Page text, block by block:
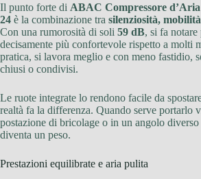
Il punto forte di ABAC Compressore
24 è la combinazione tra silenziosità,
Con una rumorosità di soli 59 dB, si fa
decisamente più confortevole rispetto a molti
pratica, si lavora meglio e con meno fastidio,
chiusi o condivisi.
Le ruote integrate lo rendono facile da
realtà fa la differenza. Quando serve portarlo
postazione di bricolage o in un angolo
diventa un peso.
Prestazioni equilibrate e aria pulita